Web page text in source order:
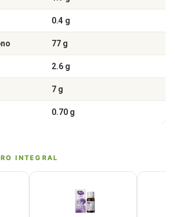
0.4 g
77 g
2.6 g
7 g
0.70 g
INTEGRAL